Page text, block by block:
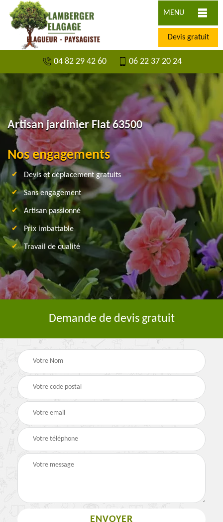
MENU
Devis gratuit
04 82 29 42 60 06 22 37 20 24
Artisan jardinier Flat 63500
Nos engagements
Devis et déplacement gratuits
Sans engagement
Artisan passionné
Prix imbattable
Travail de qualité
Demande de devis gratuit